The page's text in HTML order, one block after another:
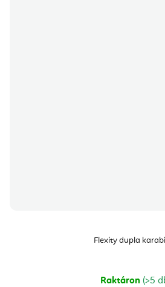
Flexity dupla
Raktáron (>5